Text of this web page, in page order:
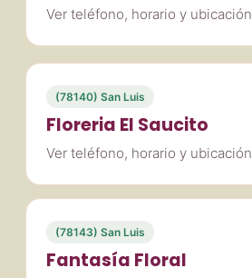
Ver teléfono, horario y ubicación
(78140) San Luis
Floreria El Saucito
Ver teléfono, horario y ubicación
(78143) San Luis
Fantasía Floral